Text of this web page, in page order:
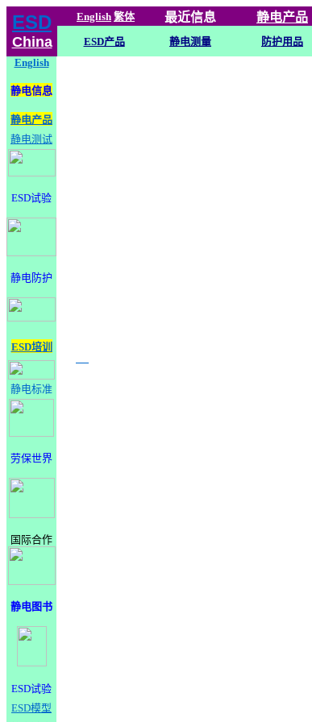
ESD
China
English 繁体 最近信息 静电产品
ESD产品 静电测量 防护用品
English
静电信息
静电产品
静电测试
ESD试验
静电防护
ESD培训
静电标准
劳保世界
国际合作
静电图书
ESD试验
ESD模型